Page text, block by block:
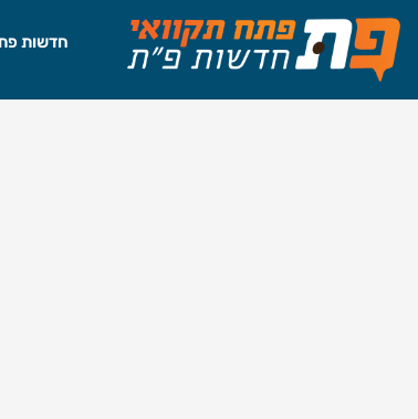
חדשות